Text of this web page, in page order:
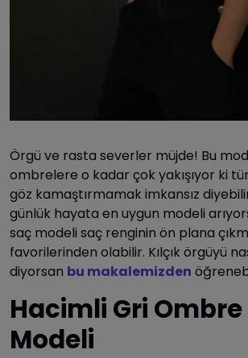
Örgü ve rasta severler müjde! Bu
ombrelere o kadar çok yakışıyor ki
göz kamaştırmamak imkansız
günlük hayata en uygun modeli
saç modeli saç renginin ön plana
favorilerinden olabilir. Kılçık örgüyü
diyorsan bu makalemizden
Hacimli Gri Ombre
Modeli